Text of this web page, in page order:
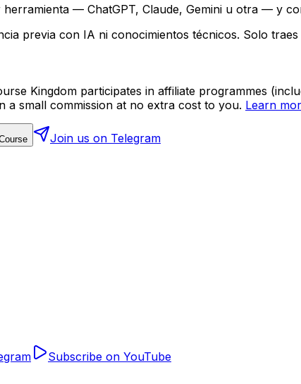
herramienta — ChatGPT, Claude, Gemini u otra — y
previa con IA ni conocimientos técnicos. Solo
Kingdom participates in affiliate programmes
a small commission at no extra cost to you. Learn
Join us on Telegram
Subscribe on YouTube